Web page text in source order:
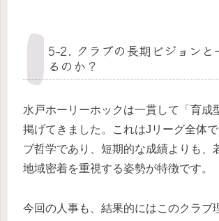
5-2. クラブの長期ビジョンと
るのか？
水戸ホーリーホックは一貫して「育成
掲げてきました。これはJリーグ全体
ブ哲学であり、短期的な成績よりも、
地域密着を重視する姿勢が特徴です。
今回の人事も、結果的にはこのクラブ